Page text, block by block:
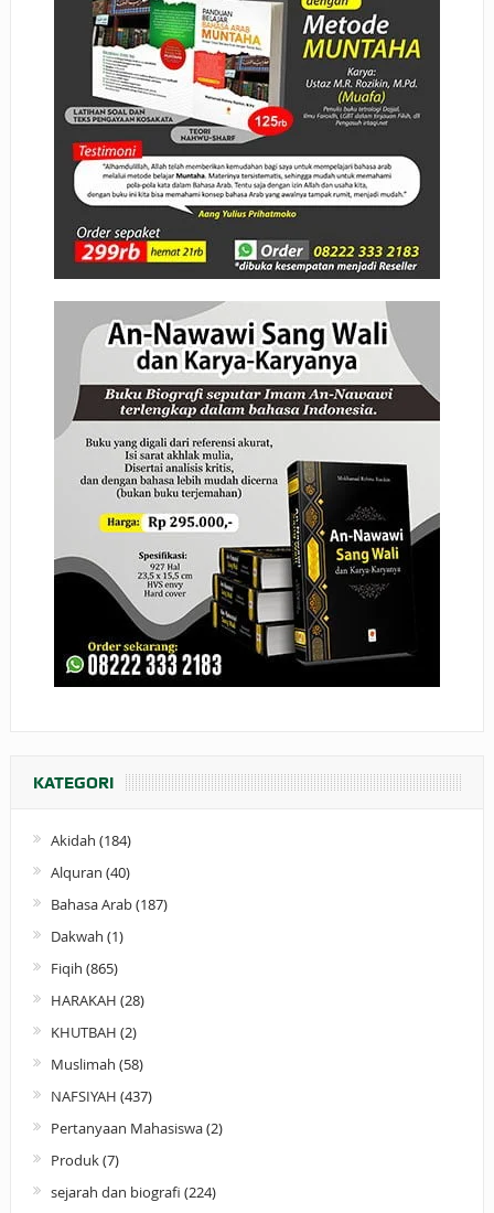
KATEGORI
Akidah (184)
Alquran (40)
Bahasa Arab(187)
Dakwah (1)
Fiqih (865)
HARAKAH (28)
KHUTBAH (2)
Muslimah (58)
NAFSIYAH (437)
Pertanyaan Mahasiswa(2)
Produk(7)
sejarah dan biografi (224)